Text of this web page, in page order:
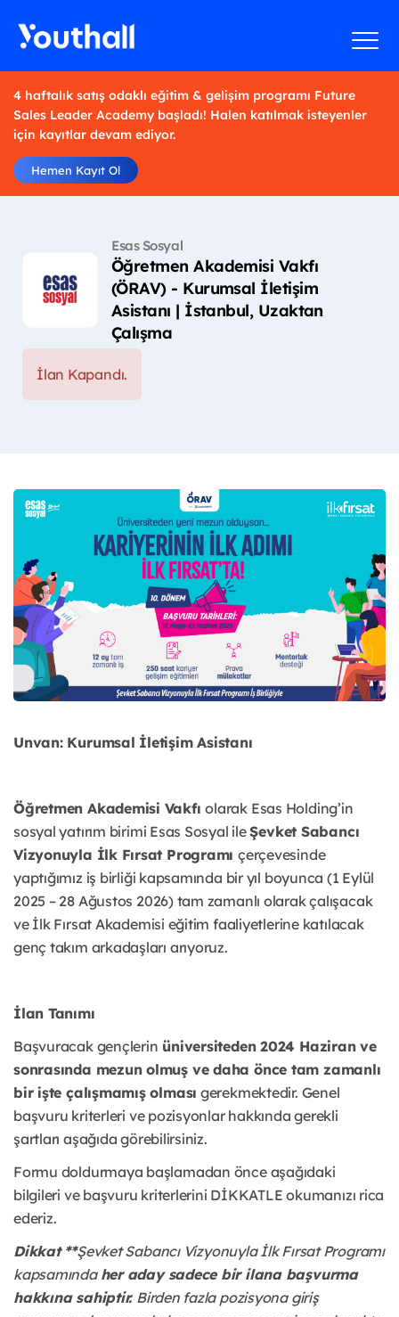
4 haftalık satış odaklı eğitim & gelişim programı Future
Sales Leader Academy başladı! Halen katılmak isteyenler
için kayıtlar devam ediyor.
Hemen Kayıt Ol
Esas Sosyal
Öğretmen Akademisi Vakfı
(ÖRAV) - Kurumsal İletişim
Asistanı | İstanbul, Uzaktan
Çalışma
İlan Kapandı.
Unvan: Kurumsal İletişim Asistanı
Öğretmen Akademisi Vakfıolarak Esas Holding’in
sosyal yatırım birimi Esas Sosyal ileŞevket Sabancı
Vizyonuyla İlk Fırsat Programıçerçevesinde
yaptığımız iş birliği kapsamında bir yıl boyunca (1 Eylül
2025 – 28 Ağustos 2026) tam zamanlı olarak çalışacak
ve İlk Fırsat Akademisi eğitim faaliyetlerine katılacak
genç takım arkadaşları arıyoruz.
İlan Tanımı
Başvuracak gençlerin üniversiteden 2024 Haziran ve
sonrasında mezun olmuş ve daha önce tam zamanlı
bir işte çalışmamış olması gerekmektedir. Genel
başvuru kriterleri ve pozisyonlar hakkında gerekli
şartları aşağıda görebilirsiniz.
Formu doldurmaya başlamadan önce aşağıdaki
bilgileri ve başvuru kriterlerini DİKKATLE okumanızı rica
ederiz.
Dikkat **Şevket Sabancı Vizyonuyla İlk Fırsat Programı
kapsamında her aday sadece bir ilana başvurma
hakkına sahiptir. Birden fazla pozisyona giriş